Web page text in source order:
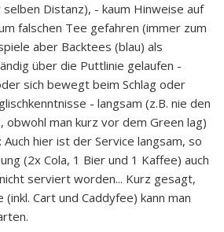
Distanz), - kaum Hinweise auf
falschen Tee gefahren (immer zum
aber Backtees (blau) als
über die Puttlinie gelaufen -
sich bewegt beim Schlag oder
- langsam (z.B. nie den
man kurz vor dem Green lag)
hier ist der Service langsam, so
(2x Cola, 1 Bier und 1 Kaffee) auch
serviert worden... Kurz gesagt,
Cart und Caddyfee) kann man